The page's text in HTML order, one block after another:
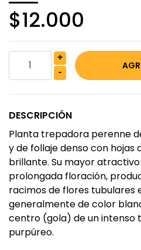
$12.000
+
-
DESCRIPCIÓN
Planta trepadora perenne
y de follaje denso con hojas
brillante. Su mayor
prolongada floración,
racimos de flores
generalmente de color
centro (gola) de un intenso
purpúreo.